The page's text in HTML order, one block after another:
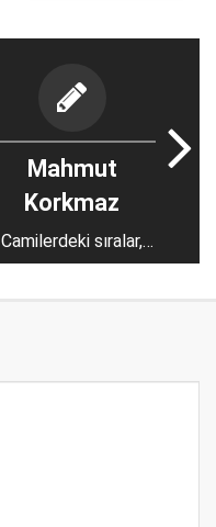
Mahmut
Korkmaz
Camilerdeki sıralar,
tabureler falan!